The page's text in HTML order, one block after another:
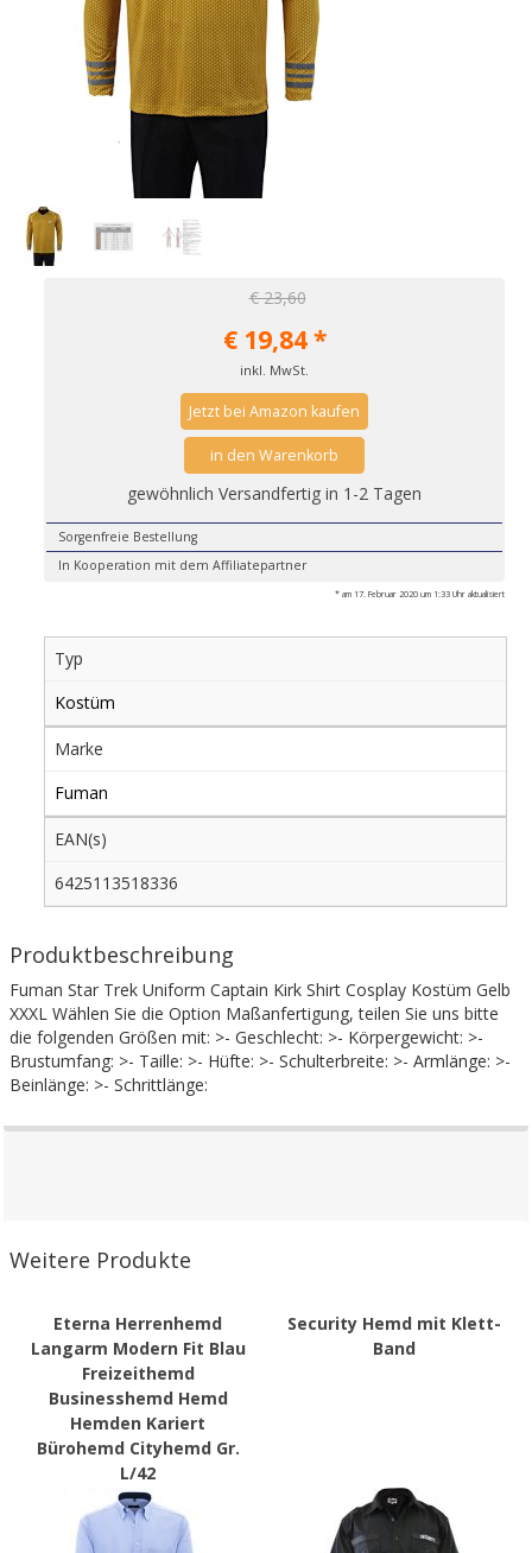
€ 23,60
€19,84*
inkl. MwSt.
Jetzt bei Amazon kaufen
in den Warenkorb
gewöhnlich Versandfertig in 1-2 Tagen
Sorgenfreie Bestellung
In Kooperation mit dem Affiliatepartner
* am 17. Februar 2020 um 1:33 Uhr aktualisiert
Typ
Kostüm
Marke
Fuman
EAN(s)
6425113518336
Produktbeschreibung
Fuman Star Trek Uniform Captain Kirk Shirt Cosplay Kostüm Gelb
XXXL Wählen Sie die Option Maßanfertigung, teilen Sie uns bitte
die folgenden Größen mit: >- Geschlecht: >- Körpergewicht: >-
Brustumfang: >- Taille: >- Hüfte: >- Schulterbreite: >- Armlänge: >-
Beinlänge: >- Schrittlänge:
Weitere Produkte
Eterna Herrenhemd
Langarm Modern Fit Blau
Freizeithemd
Businesshemd Hemd
Hemden Kariert
Bürohemd Cityhemd Gr.
L/42
Security Hemd mit Klett-
Band